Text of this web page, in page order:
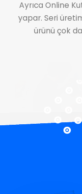
Ayrıca Online
yapar. Seri
ürünü çok